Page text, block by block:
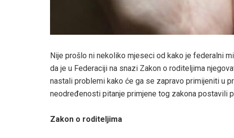
Nije prošlo ni nekoliko mjeseci od kako je federalni
da je u Federaciji na snazi Zakon o roditeljima
nastali problemi kako će ga se zapravo primijeniti u
neodređenosti pitanje primjene tog zakona postavili
Zakon o roditeljima